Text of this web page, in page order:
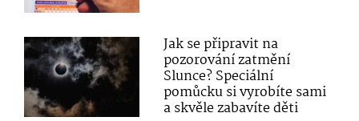
Jak se připravit na
pozorování zatmění
Slunce? Speciální
pomůcku si vyrobíte sami
a skvěle zabavíte děti